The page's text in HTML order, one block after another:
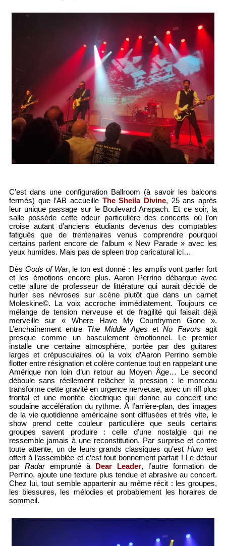
C’est dans une configuration Ballroom (à savoir les balcons
fermés) que l’AB accueille The Sheila Divine, 25 ans après
leur unique passage sur le Boulevard Anspach. Et ce soir, la
salle possède cette odeur particulière des concerts où l’on
croise autant d’anciens étudiants devenus des comptables
fatigués que de trentenaires venus comprendre pourquoi
certains parlent encore de l’album « New Parade » avec les
yeux humides. Mais pas de spleen trop caricatural ici…
Dès Gods of War, le ton est donné : les amplis vont parler fort
et les émotions encore plus. Aaron Perrino débarque avec
cette allure de professeur de littérature qui aurait décidé de
hurler ses névroses sur scène plutôt que dans un carnet
Moleskine©. La voix accroche immédiatement. Toujours ce
mélange de tension nerveuse et de fragilité qui faisait déjà
merveille sur « Where Have My Countrymen Gone ».
L’enchaînement entre The Middle Ages etNo Favors agit
presque comme un basculement émotionnel. Le premier
installe une certaine atmosphère, portée par des guitares
larges et crépusculaires où la voix d’Aaron Perrino semble
flotter entre résignation et colère contenue tout en rappelant une
Amérique non loin d’un retour au Moyen Âge… Le second
déboule sans réellement relâcher la pression : le morceau
transforme cette gravité en urgence nerveuse, avec un riff plus
frontal et une montée électrique qui donne au concert une
soudaine accélération du rythme. À l’arrière-plan, des images
de la vie quotidienne américaine sont diffusées et très vite, le
show prend cette couleur particulière que seuls certains
groupes savent produire : celle d’une nostalgie qui ne
ressemble jamais à une reconstitution. Par surprise et contre
toute attente, un de leurs grands classiques qu’estHum est
offert à l’assemblée et c’est tout bonnement parfait ! Le détour
par Radaremprunté à Dear Leader, l’autre formation de
Perrino, ajoute une texture plus tendue et abrasive au concert.
Chez lui, tout semble appartenir au même récit : les groupes,
les blessures, les mélodies et probablement les horaires de
sommeil.